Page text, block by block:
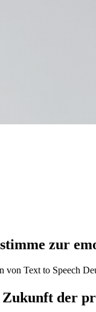
zur
Text to Speech
der